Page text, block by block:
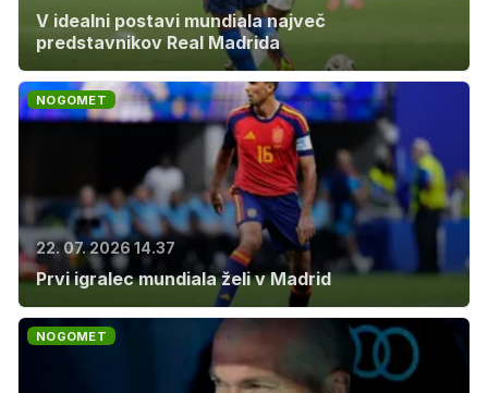
V idealni postavi mundiala največ
predstavnikov Real Madrida
NOGOMET
22. 07. 2026 14.37
Prvi igralec mundiala želi v Madrid
NOGOMET